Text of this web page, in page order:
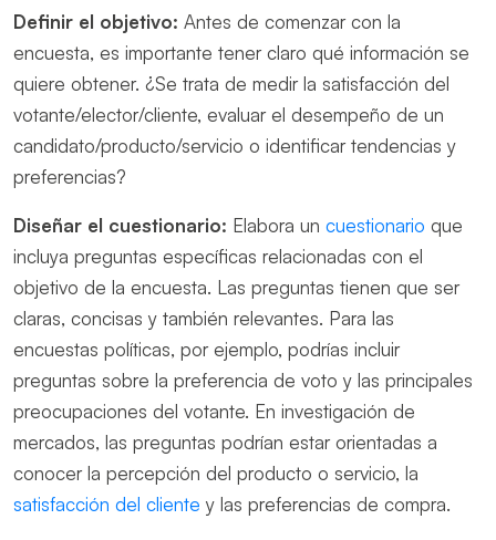
Definir el objetivo: Antes de comenzar con la
encuesta, es importante tener claro qué información se
quiere obtener. ¿Se trata de medir la satisfacción del
votante/elector/cliente, evaluar el desempeño de un
candidato/producto/servicio o identificar tendencias y
preferencias?
Diseñar el cuestionario: Elabora un cuestionario que
incluya preguntas específicas relacionadas con el
objetivo de la encuesta. Las preguntas tienen que ser
claras, concisas y también relevantes. Para las
encuestas políticas, por ejemplo, podrías incluir
preguntas sobre la preferencia de voto y las principales
preocupaciones del votante. En investigación de
mercados, las preguntas podrían estar orientadas a
conocer la percepción del producto o servicio, la
satisfacción del cliente y las preferencias de compra.